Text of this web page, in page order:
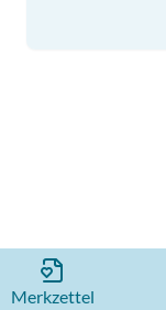
Merkzettel